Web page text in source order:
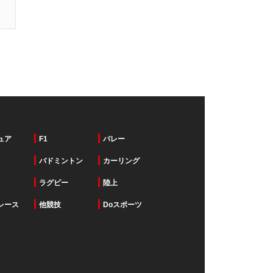
ア F1 バレー
バドミントン カーリング
ラグビー 陸上
ース 他競技 Doスポーツ